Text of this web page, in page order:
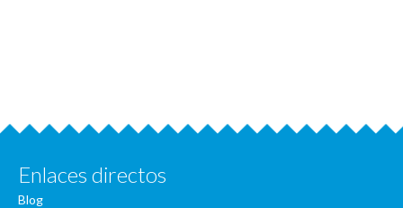
Enlaces directos
Blog